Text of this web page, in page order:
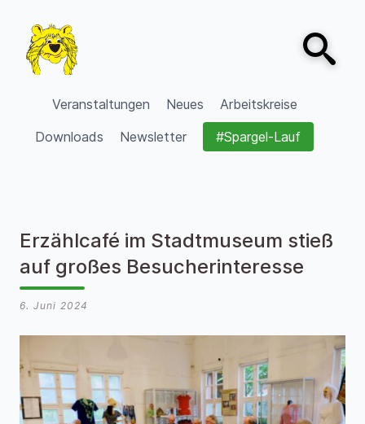
VVV Burgdorf
Veranstaltungen Neues
Arbeitskreise
Downloads
Newsletter #Spargel-Lauf
Open
Erzählcafé im Stadtmuseum stieß
auf großes Besucherinteresse
6. Juni 2024